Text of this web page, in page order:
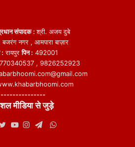
संपादक :श्री. अजय दुबे
बजरंग नगर , आमपारा बाज़ार
: रायपुरपिन : 492001
, 9826252923
---------------
मीडिया से जुड़े
WhatsApp